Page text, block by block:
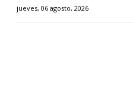
jueves, 06 agosto, 2026